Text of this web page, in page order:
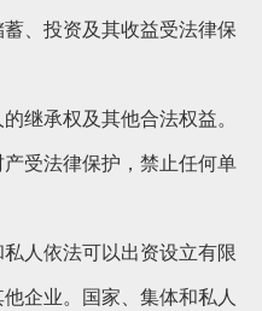
投资及其收益受法律保
承权及其他合法权益。
法律保护，禁止任何单
依法可以出资设立有限
企业。国家、集体和私人